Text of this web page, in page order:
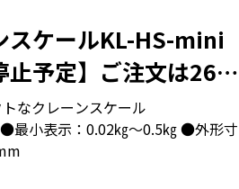
ケールKL-HS-mini
止予定】ご注文は26年
なクレーンスケール
最小表示：0.02㎏～0.5㎏ ●外形寸